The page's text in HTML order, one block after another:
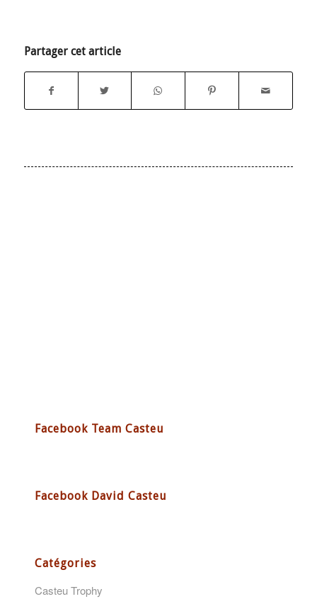
Partager cet article
Facebook Team Casteu
Facebook David Casteu
Catégories
Casteu Trophy